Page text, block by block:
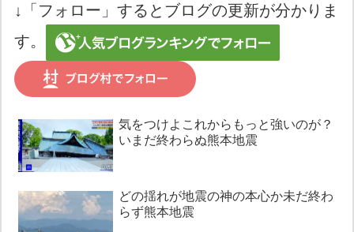
↓「フォロー」するとブログの更新が分かりま
す。
気をつけよこれからもっと強いのが？
いまだ終わらぬ熊本地震
どの揺れが地震の神の本心か未だ終わ
らず熊本地震